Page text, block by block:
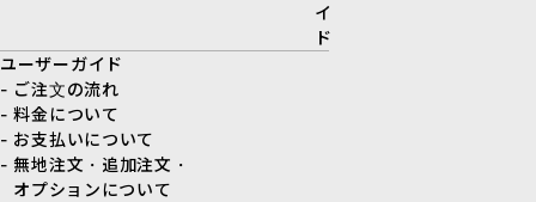
イ
ド
ユーザーガイド
- ご注文の流れ
- 料金について
- お支払いについて
- 無地注文・追加注文・
オプションについて